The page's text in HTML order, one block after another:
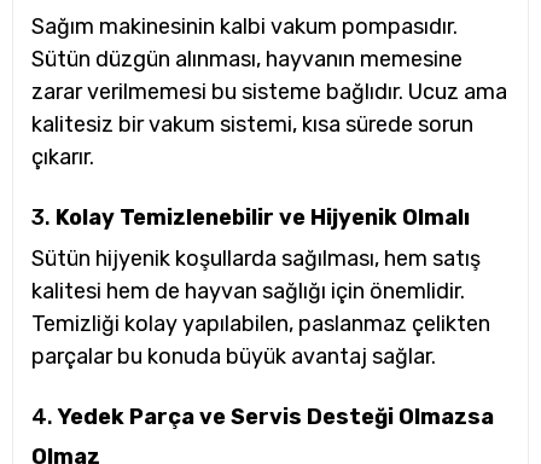
Sağım makinesinin kalbi vakum pompasıdır.
Sütün düzgün alınması, hayvanın memesine
zarar verilmemesi bu sisteme bağlıdır. Ucuz ama
kalitesiz bir vakum sistemi, kısa sürede sorun
çıkarır.
3. Kolay Temizlenebilir ve Hijyenik Olmalı
Sütün hijyenik koşullarda sağılması, hem satış
kalitesi hem de hayvan sağlığı için önemlidir.
Temizliği kolay yapılabilen, paslanmaz çelikten
parçalar bu konuda büyük avantaj sağlar.
4.Yedek Parça ve Servis Desteği Olmazsa
Olmaz